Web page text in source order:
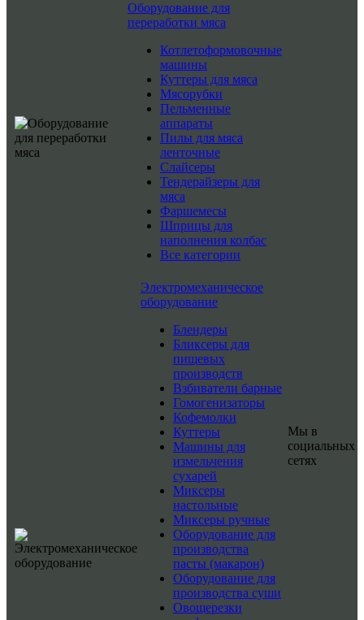
Оборудование для
переработки мяса
Котлетоформовочные
машины
Куттеры для мяса
Мясорубки
Пельменные
аппараты
Пилы для мяса
ленточные
Слайсеры
Тендерайзеры для
мяса
Фаршемесы
Шприцы для
наполнения колбас
Все категории
Электромеханическое
оборудование
Блендеры
Бликсеры для
пищевых
производств
Взбиватели барные
Гомогенизаторы
Кофемолки
Куттеры
Машины для
измельчения
сухарей
Миксеры
настольные
Миксеры ручные
Оборудование для
производства
пасты (макарон)
Оборудование для
производства суши
Овощерезки
Мы в
социальных
сетях